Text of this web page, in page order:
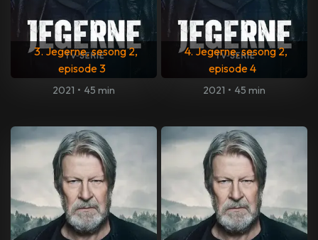
3. Jegerne, sesong 2,
episode 3
2021 • 45 min
4. Jegerne, sesong 2,
episode 4
2021 • 45 min